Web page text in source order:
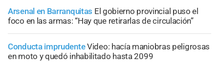
Arsenal en Barranquitas El gobierno provincial puso el
foco en las armas: “Hay que retirarlas de circulación”
Conducta imprudenteVideo: hacía maniobras peligrosas
en moto y quedó inhabilitado hasta 2099